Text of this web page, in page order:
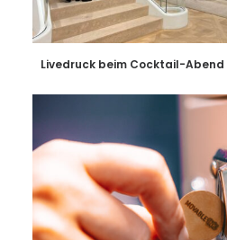
Livedruck beim Cocktail-Abend